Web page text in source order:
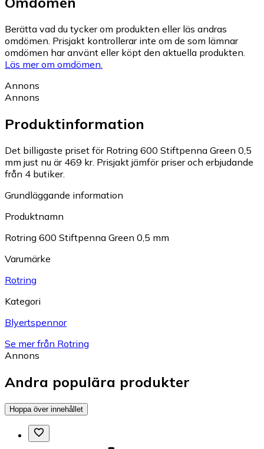
Berätta vad du tycker om produkten eller läs andras
omdömen. Prisjakt kontrollerar inte om de som lämnar
omdömen har använt eller köpt den aktuella produkten.
Läs mer om omdömen.
Annons
Annons
Produktinformation
Det billigaste priset för Rotring 600 Stiftpenna Green 0,5
mm just nu är 469 kr. Prisjakt jämför priser och erbjudande
från 4 butiker.
Grundläggande information
Produktnamn
Rotring 600 Stiftpenna Green 0,5 mm
Varumärke
Rotring
Kategori
Blyertspennor
Se mer från Rotring
Annons
Andra populära produkter
Hoppa över innehållet